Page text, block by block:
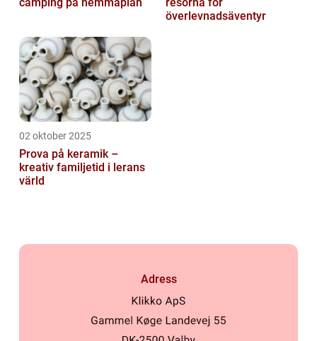
överlevnadsäventyr
02 oktober 2025
Prova på keramik –
kreativ familjetid i lerans
värld
Adress